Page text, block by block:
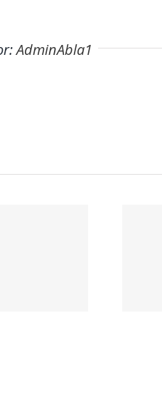
AdminAbla1